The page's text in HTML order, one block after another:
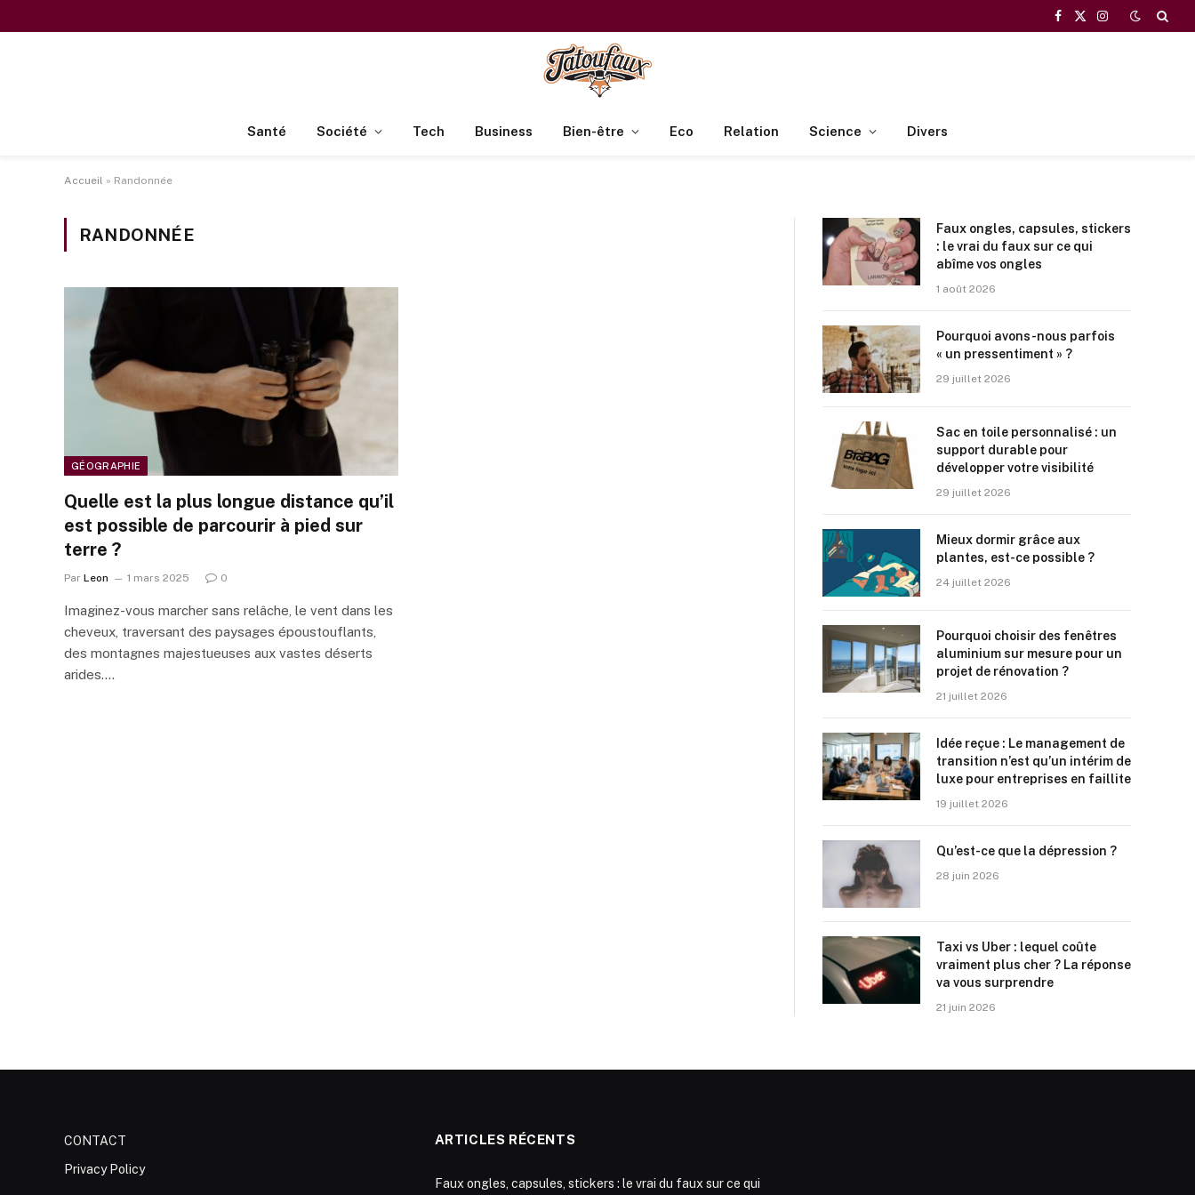
Facebook
X
Instagram
Santé Société Tech Business Bien-être Eco Relation Science Divers
Accueil » Randonnée
RANDONNÉE
GÉOGRAPHIE
Quelle est la plus longue distance qu’il
est possible de parcourir à pied sur
terre ?
Par Leon 1 mars 2025 0
Imaginez-vous marcher sans relâche, le vent dans les
cheveux, traversant des paysages époustouflants,
des montagnes majestueuses aux vastes déserts
arides.…
Faux ongles, capsules, stickers
: le vrai du faux sur ce qui
abîme vos ongles
1 août 2026
Pourquoi avons-nous parfois
« un pressentiment » ?
29 juillet 2026
Sac en toile personnalisé : un
support durable pour
développer votre visibilité
29 juillet 2026
Mieux dormir grâce aux
plantes, est-ce possible ?
24 juillet 2026
Pourquoi choisir des fenêtres
aluminium sur mesure pour un
projet de rénovation ?
21 juillet 2026
Idée reçue : Le management de
transition n’est qu’un intérim de
luxe pour entreprises en faillite
19 juillet 2026
Qu’est-ce que la dépression ?
28 juin 2026
Taxi vs Uber : lequel coûte
vraiment plus cher ? La réponse
va vous surprendre
21 juin 2026
CONTACT
Privacy Policy
ARTICLES RÉCENTS
Faux ongles, capsules, stickers : le vrai du faux sur ce qui